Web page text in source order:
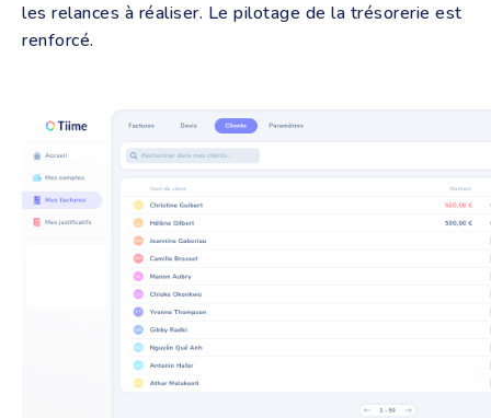
les relances à réaliser. Le pilotage de la trésorerie est
renforcé.